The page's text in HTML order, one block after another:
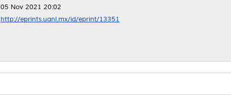
05 Nov 2021 20:02
http://eprints.uanl.mx/id/eprint/13351